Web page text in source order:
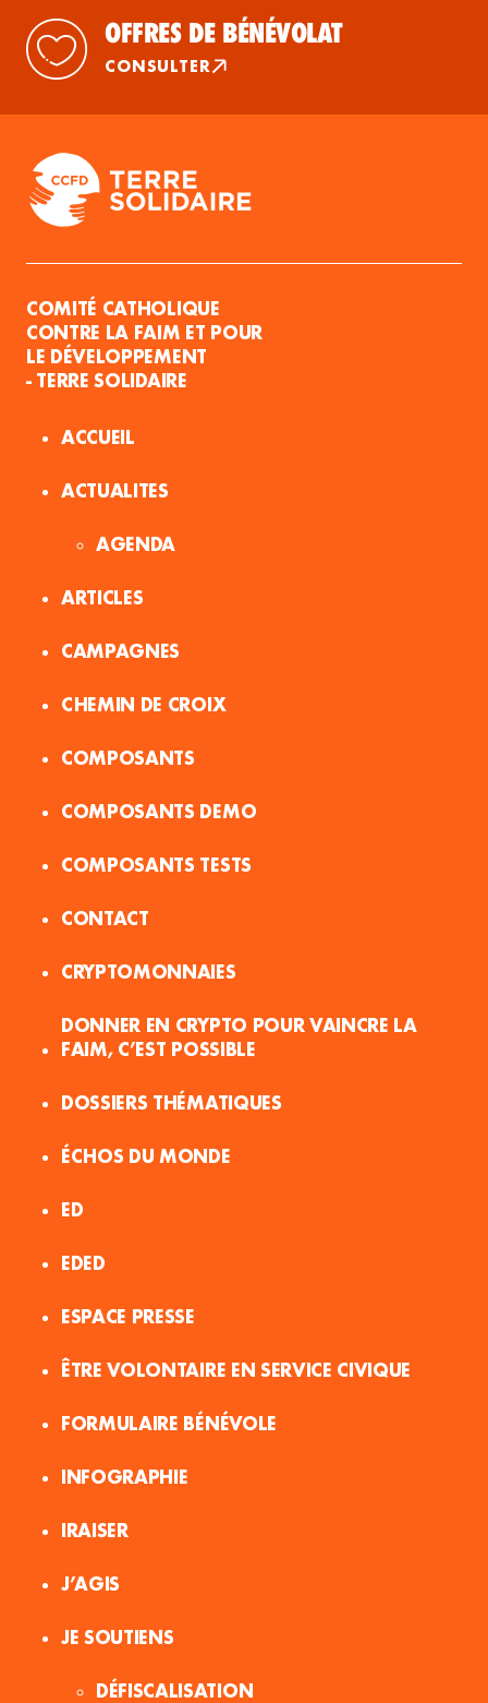
OFFRES DE BÉNÉVOLAT
CONSULTER
COMITÉ CATHOLIQUE
CONTRE LA FAIM ET POUR
LE DÉVELOPPEMENT
- TERRE SOLIDAIRE
ACCUEIL
ACTUALITES
AGENDA
ARTICLES
CAMPAGNES
CHEMIN DE CROIX
COMPOSANTS
COMPOSANTS DEMO
COMPOSANTS TESTS
CONTACT
CRYPTOMONNAIES
DONNER EN CRYPTO POUR VAINCRE LA
FAIM, C’EST POSSIBLE
DOSSIERS THÉMATIQUES
ÉCHOS DU MONDE
ED
EDED
ESPACE PRESSE
ÊTRE VOLONTAIRE EN SERVICE CIVIQUE
FORMULAIRE BÉNÉVOLE
INFOGRAPHIE
IRAISER
J’AGIS
JE SOUTIENS
DÉFISCALISATION